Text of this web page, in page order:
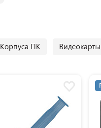
Корпуса ПК Видеокарты